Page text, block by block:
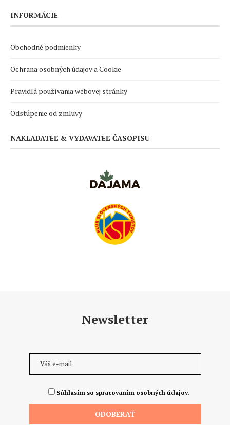
INFORMÁCIE
Obchodné podmienky
Ochrana osobných údajov a Cookie
Pravidlá používania webovej stránky
Odstúpenie od zmluvy
NAKLADATEĽ & VYDAVATEĽ ČASOPISU
Newsletter
Súhlasím so spracovaním osobných údajov.